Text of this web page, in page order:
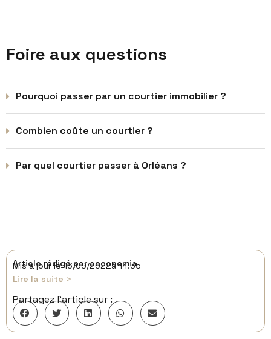
Foire aux questions
Pourquoi passer par un courtier immobilier ?
Combien coûte un courtier ?
Par quel courtier passer à Orléans ?
Article rédigé paraeconomia
Mis à jour le 16/09/2022à 14:35
Lire la suite >
Partagez l’article sur :